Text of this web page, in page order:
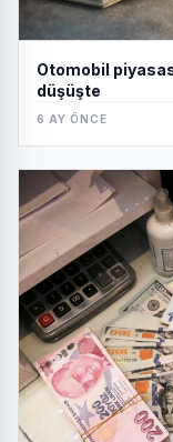
Otomobil
düşüşte
6 AY ÖNCE